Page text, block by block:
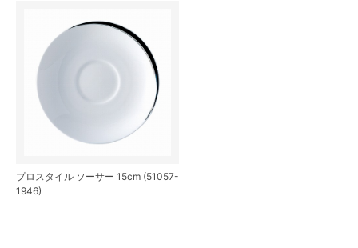
プロスタイル ソーサー 15cm (51057-
1946)